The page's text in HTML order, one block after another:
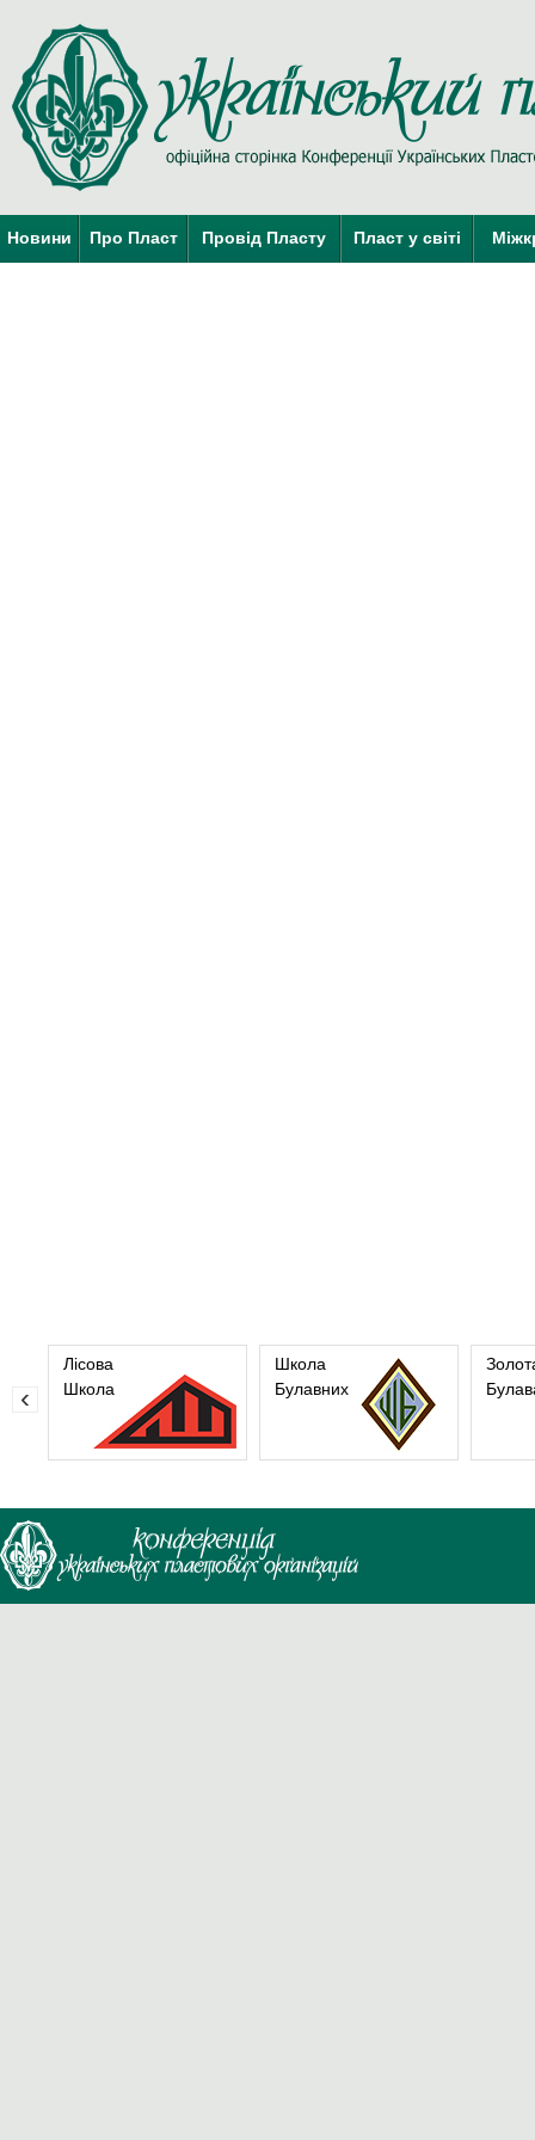
Новини Про Пласт Провід Пласту Пласт у світі
Лісова
Школа
Школа
Булавних
‹